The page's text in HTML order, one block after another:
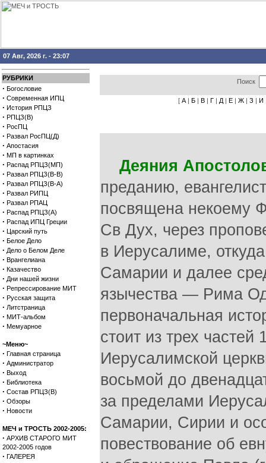
07 Авг, 2026 г. - 23:07
РУБРИКИ
· Богословие
· Современная ИПЦ
· История РПЦЗ
· РПЦЗ(В)
· РосПЦ
· Развал РосПЦ(Д)
· Апостасия
· МП в картинках
· Распад РПЦЗ(МП)
· Развал РПЦЗ(В-В)
· Развал РПЦЗ(В-А)
· Развал РИПЦ
· Развал РПАЦ
· Распад РПЦЗ(А)
· Распад ИПЦ Греции
· Царский путь
· Белое Дело
· Дело о Белом Деле
· Врангелиана
· Казачество
· Дни нашей жизни
· Репрессирование МИТ
· Русская защита
· Литстраница
· МИТ-альбом
· Мемуарное
~Меню~
· Главная страница
· Администратор
· Выход
· Библиотека
· Состав РПЦЗ(В)
· Обзоры
· Новости
МЕЧ и ТРОСТЬ 2002-2005:
· АРХИВ СТАРОГО МИТ
2002-2005 годов
· ГАЛЕРЕЯ
Поиск
[ А | Б | В | Г | Д | Е | Ж | З | И
Деяния
преданию,
посвящена некоему
Св Дух, через
в Иерусалиме,
Самарии и далее
язычества — Рима
первоначальная
стоит из трех
Иерусалимской
восьмой до
за пределами
Самарии, Сирии и
повествование об